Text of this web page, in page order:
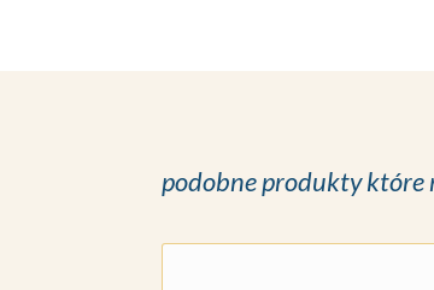
podobne produkty które